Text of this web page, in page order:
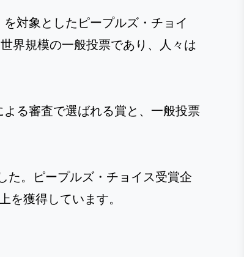
対象としたピープルズ・チョイ
界規模の一般投票であり、人々は
る審査で選ばれる賞と、一般投票
た。ピープルズ・チョイス受賞企
を獲得しています。